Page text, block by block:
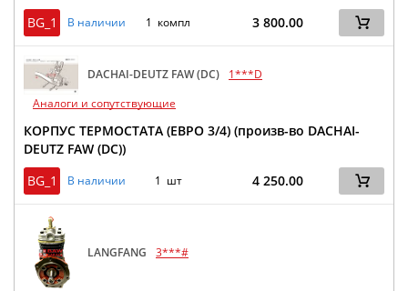
BG_1
В наличии 1 компл 3 800.00
DACHAI-DEUTZ FAW (DC)
1***D
Аналоги и сопутствующие
КОРПУС ТЕРМОСТАТА (ЕВРО 3/4) (произв-во DACHAI-
DEUTZ FAW (DC))
BG_1
В наличии 1 шт 4 250.00
LANGFANG 3***#